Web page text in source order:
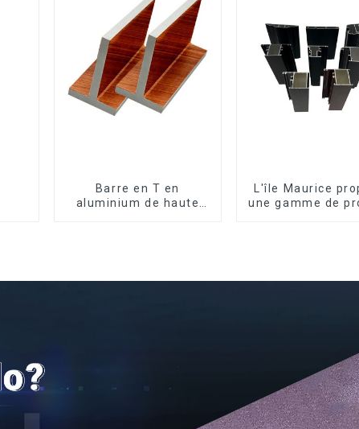
Barre en T en
aluminium de haute
L'île Maurice
une gamme de